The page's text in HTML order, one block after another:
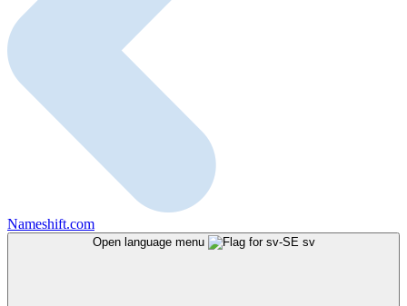
Nameshift.com
Open language menu sv